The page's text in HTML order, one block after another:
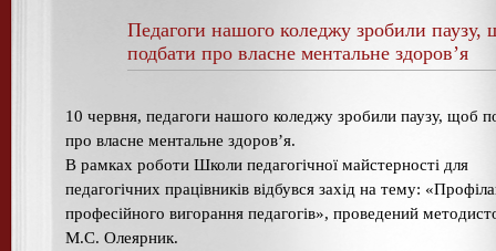
Педагоги нашого коледжу зробили паузу,
подбати про власне ментальне здоров’я
10 червня, педагоги нашого коледжу зробили паузу, щоб
про власне ментальне здоров’я.
В рамках роботи Школи педагогічної майстерності для
педагогічних працівників відбувся захід на тему:
професійного вигорання педагогів», проведений
М.С. Олеярник.